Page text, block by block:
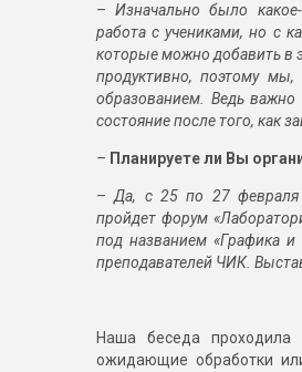
– Изначально было
работа с учениками, но с
которые можно добавить в
продуктивно, поэтому
образованием. Ведь важно
состояние после того, как
– Планируете ли Вы
– Да, с 25 по 27 февраля
пройдет форум
под названием «Графика
преподавателей ЧИК.
Наша беседа проходила
ожидающие обработки